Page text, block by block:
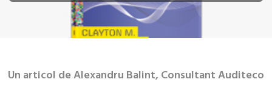
Un articol de Alexandru Balint, Consultant Auditeco